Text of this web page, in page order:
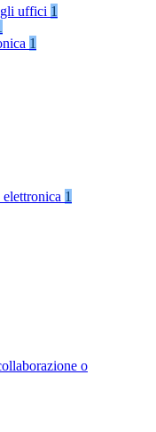
uffici 1
1
1
o